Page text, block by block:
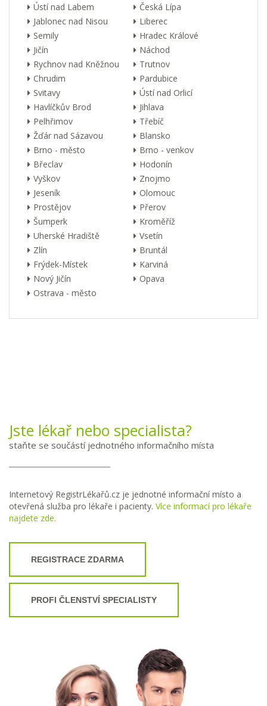
Ústí nad Labem
Česká Lípa
Jablonec nad Nisou
Liberec
Semily
Hradec Králové
Jičín
Náchod
Rychnov nad Kněžnou
Trutnov
Chrudim
Pardubice
Svitavy
Ústí nad Orlicí
Havlíčkův Brod
Jihlava
Pelhřimov
Třebíč
Žďár nad Sázavou
Blansko
Brno - město
Brno - venkov
Břeclav
Hodonín
Vyškov
Znojmo
Jeseník
Olomouc
Prostějov
Přerov
Šumperk
Kroměříž
Uherské Hradiště
Vsetín
Zlín
Bruntál
Frýdek-Místek
Karviná
Nový Jičín
Opava
Ostrava - město
Jste lékař nebo specialista?
staňte se součástí jednotného informačního místa
Internetový RegistrLékařů.cz je jednotné informační místo a
otevřená služba pro lékaře i pacienty. Více informací pro lékaře
najdete zde.
REGISTRACE ZDARMA
PROFI ČLENSTVÍ SPECIALISTY